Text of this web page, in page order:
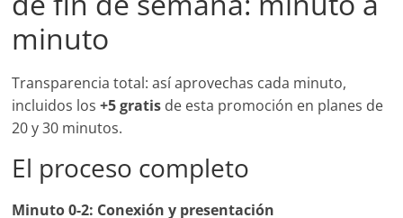
minuto
Transparencia total: así aprovechas cada minuto,
incluidos los+5 gratis de esta promoción en planes de
20 y 30 minutos.
El proceso completo
Minuto 0-2: Conexión y presentación